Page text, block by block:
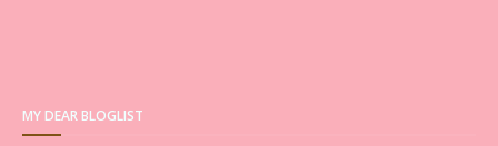
MY DEAR BLOGLIST